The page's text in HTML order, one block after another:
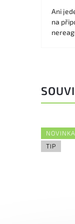
Ani
na
NOVINKA
TIP